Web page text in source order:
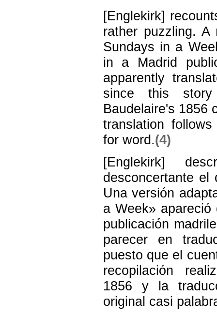
[Englekirk]
rather puzzling.
Sundays in a
in a Madrid
apparently
since this
Baudelaire's 1856
translation
for word.(4)
[Englekirk]
desconcertante
Una versión
a Week»
publicación
parecer en
puesto que el
recopilación
1856 y la
original casi